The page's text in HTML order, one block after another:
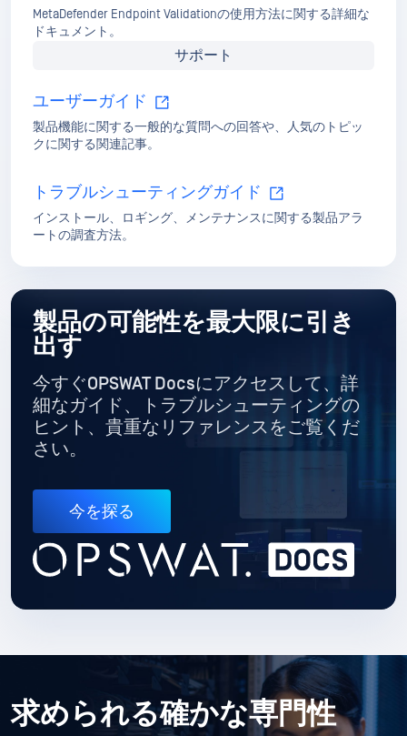
MetaDefender Endpoint Validationの使用方法に関する詳細な
ドキュメント。
サポート
ユーザーガイド
製品機能に関する一般的な質問への回答や、人気のトピッ
クに関する関連記事。
トラブルシューティングガイド
インストール、ロギング、メンテナンスに関する製品アラ
ートの調査方法。
製品の可能性を最大限に引き
出す
今すぐOPSWAT Docsにアクセスして、詳
細なガイド、トラブルシューティングの
ヒント、貴重なリファレンスをご覧くだ
さい。
今を探る
求められる確かな専門性